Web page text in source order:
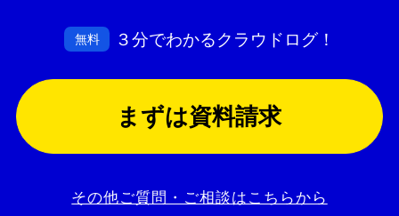
無料 ３分でわかるクラウドログ！
まずは資料請求
その他ご質問・ご相談はこちらから